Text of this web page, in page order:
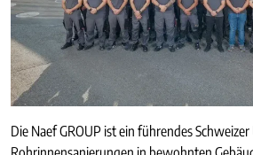
Die Naef GROUP ist ein führendes